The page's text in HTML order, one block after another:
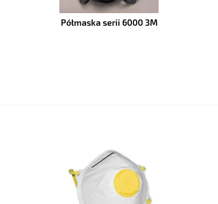
Półmaska serii 6000 3M